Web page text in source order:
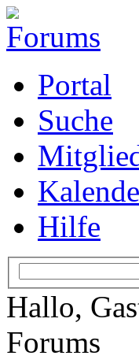
Portal
Suche
Hilfe
Hallo,
Forums